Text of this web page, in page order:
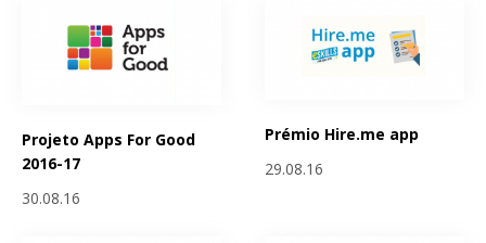
Projeto Apps For Good
2016-17
30.08.16
Prémio Hire.me app
29.08.16
Páginas